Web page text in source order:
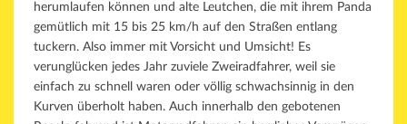
herumlaufen können und alte Leutchen, die mit ihrem Panda
gemütlich mit 15 bis 25 km/h auf den Straßen entlang
tuckern. Also immer mit Vorsicht und Umsicht! Es
verunglücken jedes Jahr zuviele Zweiradfahrer, weil sie
einfach zu schnell waren oder völlig schwachsinnig in den
Kurven überholt haben. Auch innerhalb den gebotenen